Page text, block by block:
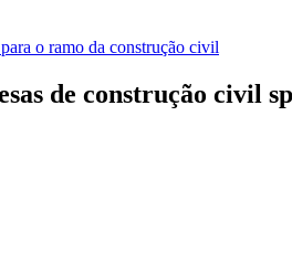
o ramo da construção civil
de construção civil sp